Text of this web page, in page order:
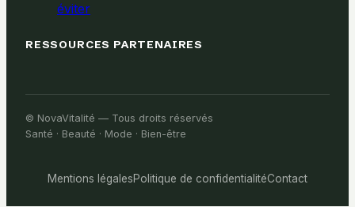
éviter
RESSOURCES PARTENAIRES
© NovaVitalité — Tous droits réservés
Santé · Beauté · Mode · Bien-être
Mentions légalesPolitique de confidentialitéContact